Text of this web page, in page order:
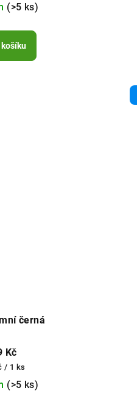
(>5 ks)
košíku
černá
Kč
/ 1 ks
(>5 ks)